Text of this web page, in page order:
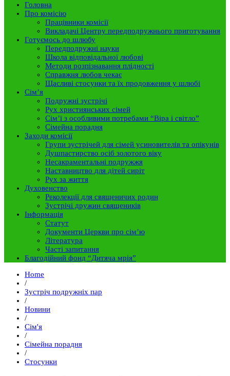
Головна
Про комісію
Працівники комісії
Викладачі Центру передподружнього приготування
Готуємось до шлюбу
Передподружні науки
Школа відповідальної любові
Методи розпізнавання плідності
Справжня любов чекає
Щасливі стосунки та їх продовження у шлюбі
Сім’я
Подружні зустрічі
Рух християнських сімей
Сім’ї з особливими потребами “Віра і світло”
Сімейна порадня
Заходи комісії
Групи зустрічей для сімей усиновителів та опікунів
Душпастирство осіб золотого віку
Несакраментальні подружжя
Наставництво для дітей сиріт
Рух за життя
Духовенство
Реколекції для священичих родин
Зустрічі дружин священиків
Інформація
Статут
Документи Церкви про сім’ю
Література
Часті запитання
Благодійний фонд “Дитяча мрія”
Home
/
Зустріч подружніх пар
/
Новини
/
Сім'я
/
Сімейна порадня
/
Стосунки